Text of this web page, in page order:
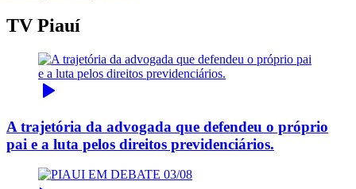
TV Piauí
A trajetória da advogada que defendeu o próprio
pai e a luta pelos direitos previdenciários.